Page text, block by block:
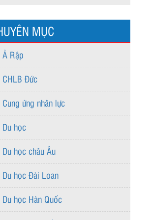
MỤC
Ả Rập
CHLB Đức
Cung ứng nhân lực
Du học
Du học châu Âu
Du học Đài Loan
Du học Hàn Quốc